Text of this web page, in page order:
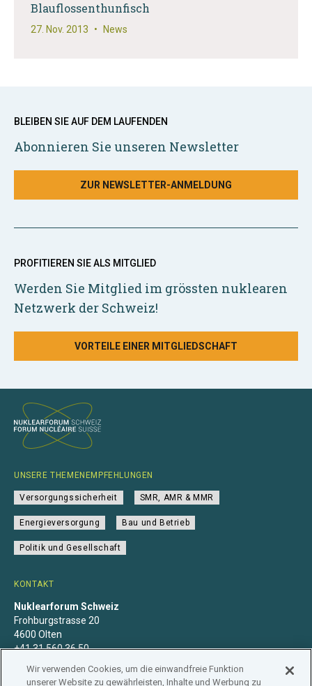
Blauflossenthunfisch
27. Nov. 2013 • News
BLEIBEN SIE AUF DEM LAUFENDEN
Abonnieren Sie unseren Newsletter
ZUR NEWSLETTER-ANMELDUNG
PROFITIEREN SIE ALS MITGLIED
Werden Sie Mitglied im grössten nuklearen
Netzwerk der Schweiz!
VORTEILE EINER MITGLIEDSCHAFT
KONTAKT
Nuklearforum Schweiz
Frohburgstrasse 20
4600 Olten
+41 31 560 36 50
UNSERE THEMENEMPFEHLUNGEN
Versorgungssicherheit SMR, AMR & MMR
Energieversorgung Bau und Betrieb
Politik und Gesellschaft
Wir verwenden Cookies, um die einwandfreie Funktion
unserer Website zu gewährleisten, Inhalte und Werbung zu